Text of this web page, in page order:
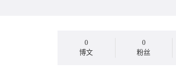
0
博文
0
粉丝